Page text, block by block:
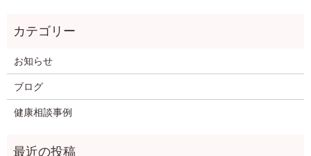
お知らせ
ブログ
健康相談事例